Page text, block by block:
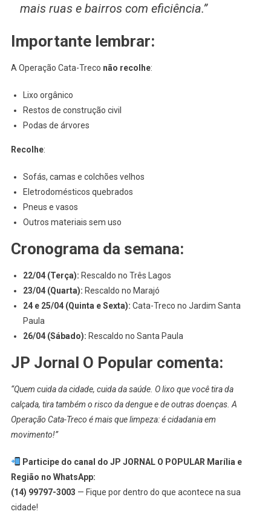
mais ruas e bairros com eficiência.”
Importante lembrar:
A Operação Cata-Treco não recolhe:
Lixo orgânico
Restos de construção civil
Podas de árvores
Recolhe:
Sofás, camas e colchões velhos
Eletrodomésticos quebrados
Pneus e vasos
Outros materiais sem uso
Cronograma da semana:
22/04 (Terça): Rescaldo no Três Lagos
23/04 (Quarta): Rescaldo no Marajó
24 e 25/04 (Quinta e Sexta): Cata-Treco no Jardim Santa
Paula
26/04 (Sábado): Rescaldo no Santa Paula
JP Jornal O Popular comenta:
“Quem cuida da cidade, cuida da saúde. O lixo que você tira da
calçada, tira também o risco da dengue e de outras doenças. A
Operação Cata-Treco é mais que limpeza: é cidadania em
movimento!”
Participe do canal do JP JORNAL O POPULAR Marília e
Região no WhatsApp:
(14) 99797-3003 — Fique por dentro do que acontece na sua
cidade!